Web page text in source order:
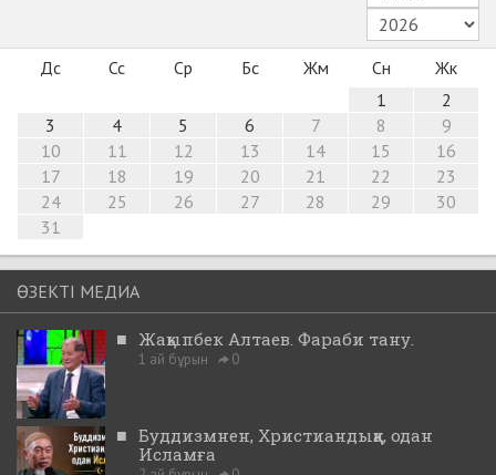
Дс Сс Ср Бс Жм Сн
Жк
1
2
3
4 5 6 7 8
9
10
11 12 13 14 15
16
17
18 19 20 21 22
23
24
25 26 27 28 29
30
31
ӨЗЕКТІ МЕДИА
■ Жақыпбек Алтаев. Фараби тану.
1 ай бұрын 0
■ Буддизмнен, Христиандыққа, одан
Исламға